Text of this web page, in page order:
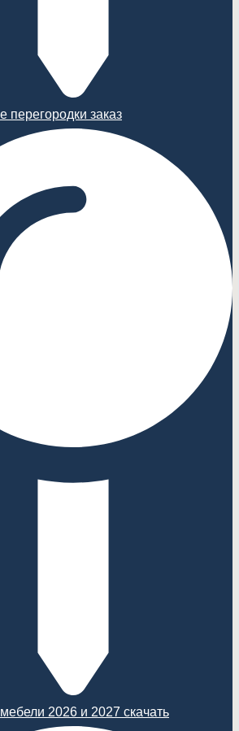
перегородки заказ
2026 и 2027 скачать